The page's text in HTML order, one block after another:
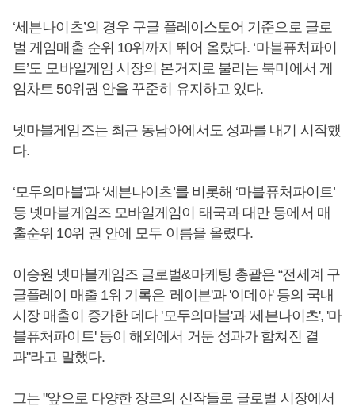
‘세븐나이츠’의 경우 구글 플레이스토어 기준으로 글로
벌 게임매출 순위 10위까지 뛰어 올랐다. ‘마블퓨처파이
트’도 모바일게임 시장의 본거지로 불리는 북미에서 게
임차트 50위권 안을 꾸준히 유지하고 있다.
넷마블게임즈는 최근 동남아에서도 성과를 내기 시작했
다.
‘모두의마블’과 ‘세븐나이츠’를 비롯해 ‘마블퓨처파이트’
등 넷마블게임즈 모바일게임이 태국과 대만 등에서 매
출순위 10위 권 안에 모두 이름을 올렸다.
이승원 넷마블게임즈 글로벌&마케팅 총괄은 “전세계 구
글플레이 매출 1위 기록은 '레이븐'과 '이데아' 등의 국내
시장 매출이 증가한 데다 '모두의마블'과 '세븐나이츠', '마
블퓨처파이트' 등이 해외에서 거둔 성과가 합쳐진 결
과"라고 말했다.
그는 "앞으로 다양한 장르의 신작들로 글로벌 시장에서